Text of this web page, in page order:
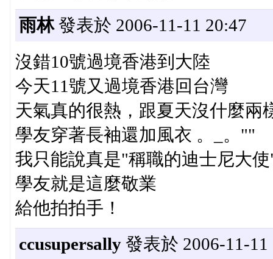
雨林發表於 2006-11-11 20:47
沒錯10號過境香港到大陸
今天11號又過境香港回台灣
天氣真的很熱，跟夏天沒什麼
學友穿著長袖還加風衣 。_。""
我只能說真是"稱職的迪士尼大
學友就是這麼敬業
給他拍拍手！
ccusupersally發表於 2006-11-11